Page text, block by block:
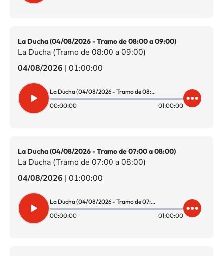
La Ducha (04/08/2026 - Tramo de 08:00 a 09:00)
La Ducha (Tramo de 08:00 a 09:00)
04/08/2026 | 01:00:00
La Ducha (04/08/2026 - Tramo de 08:00 a 09:00)
00:00:00
01:00:00
La Ducha (04/08/2026 - Tramo de 07:00 a 08:00)
La Ducha (Tramo de 07:00 a 08:00)
04/08/2026 | 01:00:00
La Ducha (04/08/2026 - Tramo de 07:00 a 08:00)
00:00:00
01:00:00